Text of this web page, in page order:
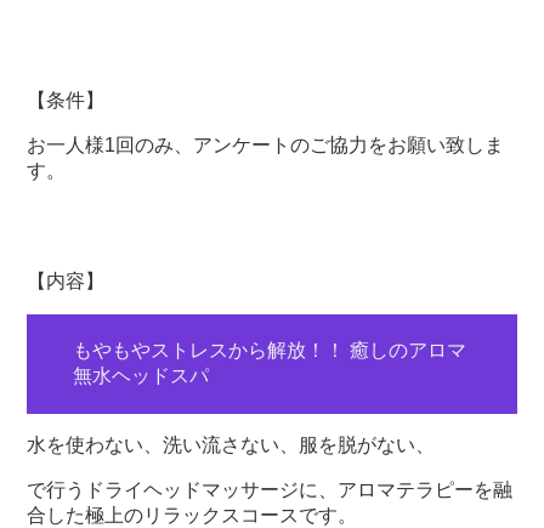
【条件】
お一人様1回のみ、アンケートのご協力をお願い致しま
す。
【内容】
もやもやストレスから解放！！ 癒しのアロマ
無水ヘッドスパ
水を使わない、洗い流さない、服を脱がない、
で行うドライヘッドマッサージに、アロマテラピーを融
合した極上のリラックスコースです。